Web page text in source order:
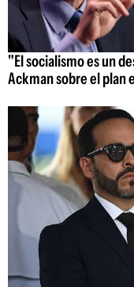
"El socialismo es un
Ackman sobre el plan